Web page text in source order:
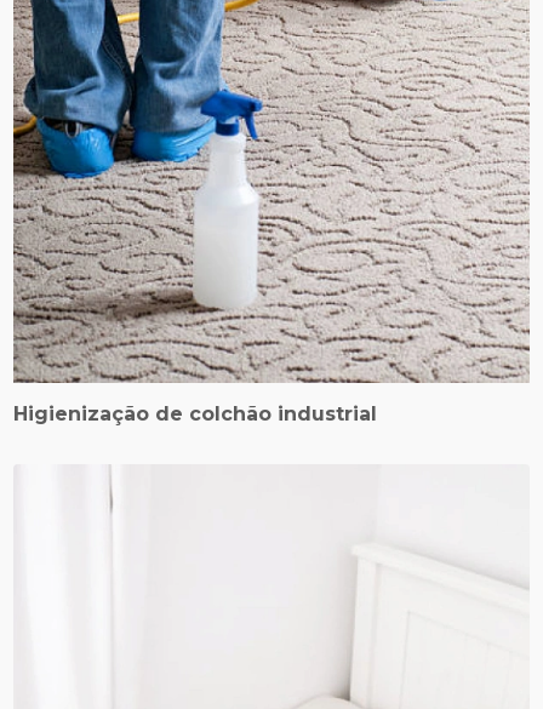
Higienização de colchão industrial